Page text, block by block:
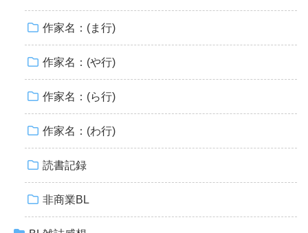
作家名：(ま行)
作家名：(や行)
作家名：(ら行)
作家名：(わ行)
読書記録
非商業BL